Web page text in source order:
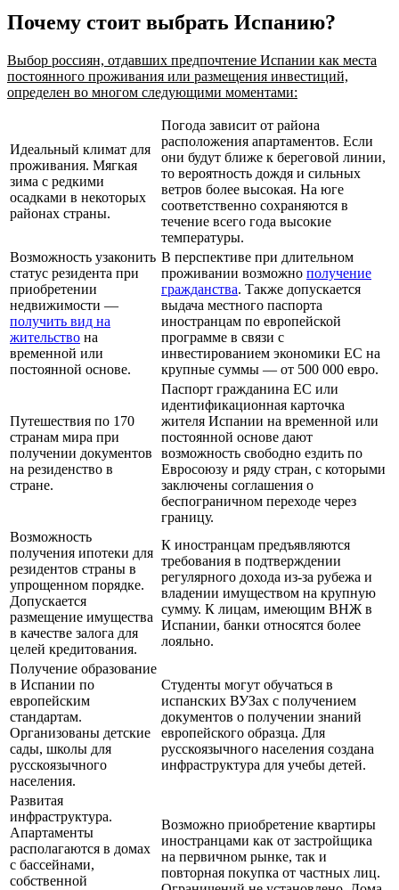
Почему стоит выбрать Испанию?
Выбор россиян, отдавших предпочтение Испании как места
постоянного проживания или размещения инвестиций,
определен во многом следующими моментами:
Идеальный климат для
проживания. Мягкая
зима с редкими
осадками в некоторых
районах страны.
Погода зависит от района
расположения апартаментов. Если
они будут ближе к береговой линии,
то вероятность дождя и сильных
ветров более высокая. На юге
соответственно сохраняются в
течение всего года высокие
температуры.
Возможность узаконить
статус резидента при
приобретении
недвижимости —
получить вид на
жительство на
временной или
постоянной основе.
В перспективе при длительном
проживании возможно получение
гражданства. Также допускается
выдача местного паспорта
иностранцам по европейской
программе в связи с
инвестированием экономики ЕС на
крупные суммы — от 500 000 евро.
Путешествия по 170
странам мира при
получении документов
на резиденство в
стране.
Паспорт гражданина ЕС или
идентификационная карточка
жителя Испании на временной или
постоянной основе дают
возможность свободно ездить по
Евросоюзу и ряду стран, с которыми
заключены соглашения о
беспограничном переходе через
границу.
Возможность
получения ипотеки для
резидентов страны в
упрощенном порядке.
Допускается
размещение имущества
в качестве залога для
целей кредитования.
К иностранцам предъявляются
требования в подтверждении
регулярного дохода из-за рубежа и
владении имуществом на крупную
сумму. К лицам, имеющим ВНЖ в
Испании, банки относятся более
лояльно.
Получение образование
в Испании по
европейским
стандартам.
Организованы детские
сады, школы для
русскоязычного
населения.
Студенты могут обучаться в
испанских ВУЗах с получением
документов о получении знаний
европейского образца. Для
русскоязычного населения создана
инфраструктура для учебы детей.
Развитая
инфраструктура.
Апартаменты
располагаются в домах
с бассейнами,
собственной
Возможно приобретение квартиры
иностранцами как от застройщика
на первичном рынке, так и
повторная покупка от частных лиц.